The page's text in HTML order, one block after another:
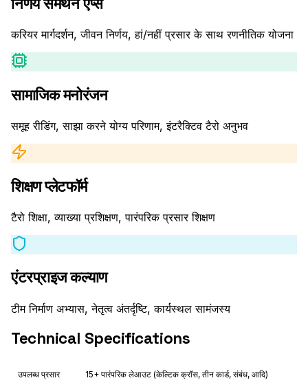
करियर मार्गदर्शन, जीवन निर्णय, हां/नहीं प्रसार के साथ रणनीतिक योजना
सामाजिक मनोरंजन
समूह रीडिंग, साझा करने योग्य परिणाम, इंटरैक्टिव टैरो अनुभव
शिक्षण प्लेटफॉर्म
टैरो शिक्षा, व्याख्या प्रशिक्षण, पारंपरिक प्रसार शिक्षण
एंटरप्राइज कल्याण
टीम निर्माण अभ्यास, नेतृत्व अंतर्दृष्टि, कार्यस्थल सामंजस्य
Technical Specifications
उपलब्ध प्रसार 15+ पारंपरिक लेआउट (केल्टिक क्रॉस, तीन कार्ड, संबंध, आदि)